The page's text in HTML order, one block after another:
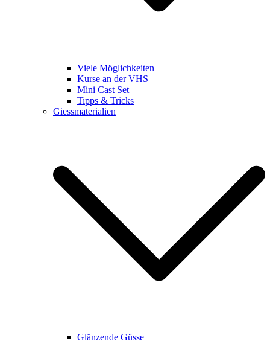
Viele Möglichkeiten
Kurse an der VHS
Mini Cast Set
Tipps & Tricks
Giessmaterialien
Glänzende Güsse